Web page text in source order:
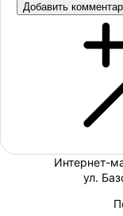
Добавить
Интернет-
ул.